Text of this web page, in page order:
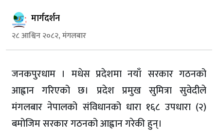
मार्गदर्शन
२८ आश्विन २०८२, मंगलबार
जनकपुरधाम । मधेस प्रदेशमा नयाँ सरकार गठनको
आह्वान गरिएको छ। प्रदेश प्रमुख सुमित्रा सुवेदीले
मंगलबार नेपालको संविधानको धारा १६८ उपधारा (२)
बमोजिम सरकार गठनको आह्वान गरेकी हुन्।